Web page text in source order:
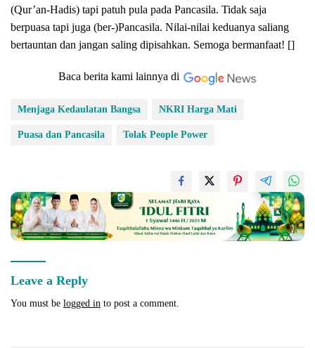
(Qur’an-Hadis) tapi patuh pula pada Pancasila. Tidak saja
berpuasa tapi juga (ber-)Pancasila. Nilai-nilai keduanya saliang
bertauntan dan jangan saling dipisahkan. Semoga bermanfaat! []
Baca berita kami lainnya di
Menjaga Kedaulatan Bangsa NKRI Harga Mati
Puasa dan Pancasila Tolak People Power
Leave a Reply
You must be logged in to post a comment.